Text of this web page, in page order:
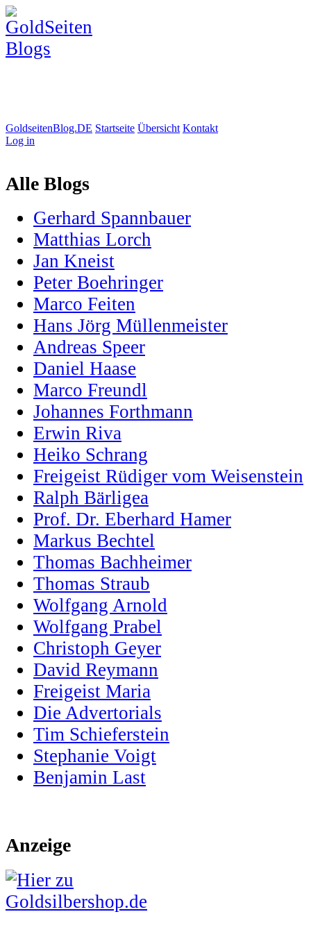
GoldseitenBlog.DE Startseite Übersicht Kontakt
Log in
Alle Blogs
Gerhard Spannbauer
Matthias Lorch
Jan Kneist
Peter Boehringer
Marco Feiten
Hans Jörg Müllenmeister
Andreas Speer
Daniel Haase
Marco Freundl
Johannes Forthmann
Erwin Riva
Heiko Schrang
Freigeist Rüdiger vom Weisenstein
Ralph Bärligea
Prof. Dr. Eberhard Hamer
Markus Bechtel
Thomas Bachheimer
Thomas Straub
Wolfgang Arnold
Wolfgang Prabel
Christoph Geyer
David Reymann
Freigeist Maria
Die Advertorials
Tim Schieferstein
Stephanie Voigt
Benjamin Last
Anzeige